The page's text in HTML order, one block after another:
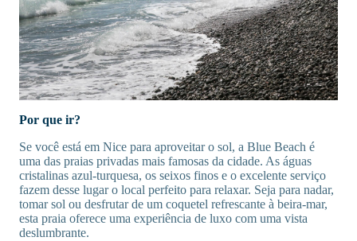
Por que ir?
Se você está em Nice para aproveitar o sol, a Blue Beach é
uma das praias privadas mais famosas da cidade. As águas
cristalinas azul-turquesa, os seixos finos e o excelente serviço
fazem desse lugar o local perfeito para relaxar. Seja para nadar,
tomar sol ou desfrutar de um coquetel refrescante à beira-mar,
esta praia oferece uma experiência de luxo com uma vista
deslumbrante.